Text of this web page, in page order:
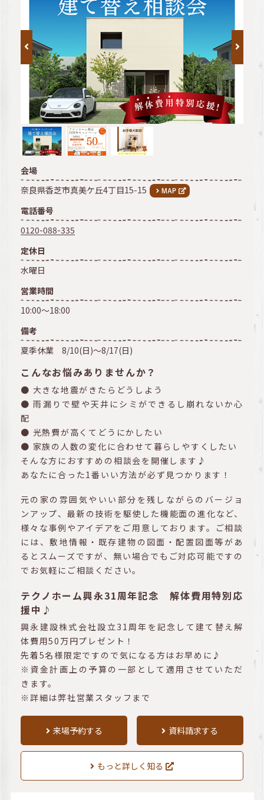
会場
奈良県香芝市真美ケ丘4丁目15-15
電話番号
0120-088-335
定休日
水曜日
営業時間
10:00～18:00
備考
夏季休業 8/10(日)～8/17(日)
こんなお悩みありませんか？
● 大きな地震がきたらどうしよう
● 雨漏りで壁や天井にシミができるし崩れないか心
配
● 光熱費が高くてどうにかしたい
● 家族の人数の変化に合わせて暮らしやすくしたい
そんな方におすすめの相談会を開催します♪
あなたに合った1番いい方法が必ず見つかります！
元の家の雰囲気やいい部分を残しながらのバージョ
ンアップ、最新の技術を駆使した機能面の進化など、
様々な事例やアイデアをご用意しております。ご相談
には、敷地情報・既存建物の図面・配置図面等があ
るとスムーズですが、無い場合でもご対応可能ですの
でお気軽にご相談ください。
テクノホーム興永31周年記念 解体費用特別応
援中♪
興永建設株式会社設立31周年を記念して建て替え解
体費用50万円プレゼント！
先着5名様限定ですので気になる方はお早めに♪
※資金計画上の予算の一部として適用させていただ
きます。
※詳細は弊社営業スタッフまで
来場予約する 資料請求する
もっと詳しく知る